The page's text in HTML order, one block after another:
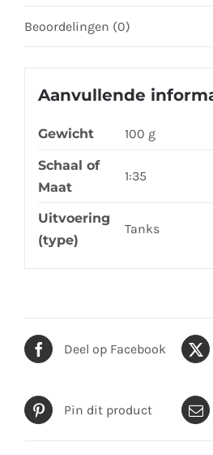
Beoordelingen (0)
Aanvullende
Gewicht 100 g
Schaal of
Maat
1:35
Uitvoering
(type)
Tanks
Deel op Facebook
Pin dit product